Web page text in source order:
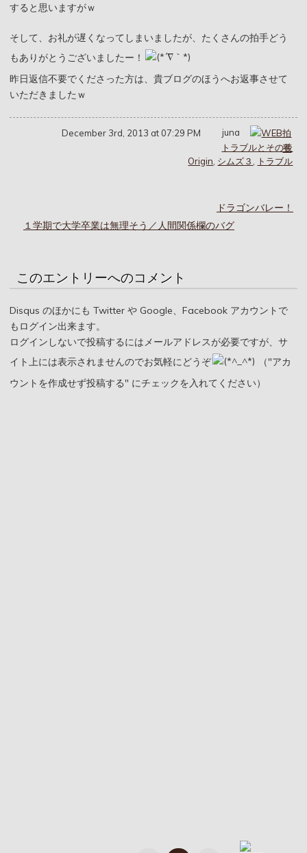
すると思いますがｗ
そして、お礼が遅くなってしまいましたが、たくさんの拍手どう
もありがとうございましたー！
昨日返信不要でくださった方は、貴ブログのほうへお返事させて
いただきましたｗ
December 3rd, 2013 at 07:29 PM
juna
トラブルとその後
Origin, シムズ３ , トラブル
ドラゴンバレー！
１学期で大学卒業は無理そう／人間関係欄のバグ
このエントリーへのコメント
Disqus のほかにも Twitter や Google、Facebook アカウントで
もログイン出来ます。
ログインしないで投稿するにはメールアドレスが必要ですが、サ
イト上には表示されませんのでお気軽にどうぞ
（"アカ
ウントを作成せず投稿する" にチェックを入れてください）